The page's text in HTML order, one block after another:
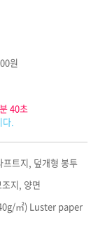
원
40초
.
트지, 덮개형 봉투
지, 양면
㎡) Luster paper